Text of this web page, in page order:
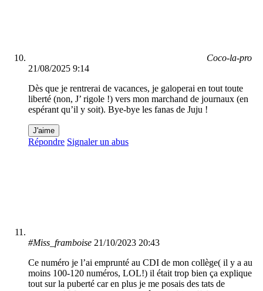
Coco-la-pro
21/08/2025 9:14
Dès que je rentrerai de vacances, je galoperai en tout toute
liberté (non, J’ rigole !) vers mon marchand de journaux (en
espérant qu’il y soit). Bye-bye les fanas de Juju !
J'aime
Répondre Signaler un abus
#Miss_framboise 21/10/2023 20:43
Ce numéro je l’ai emprunté au CDI de mon collège( il y a au
moins 100-120 numéros, LOL!) il était trop bien ça explique
tout sur la puberté car en plus je me posais des tats de